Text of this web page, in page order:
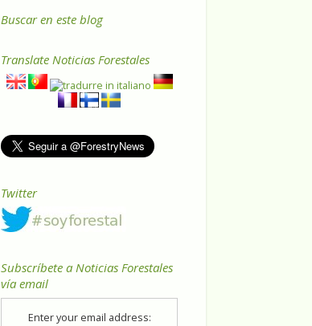
Buscar en este blog
Translate Noticias Forestales
Twitter
Subscríbete a Noticias Forestales
vía email
Enter your email address: